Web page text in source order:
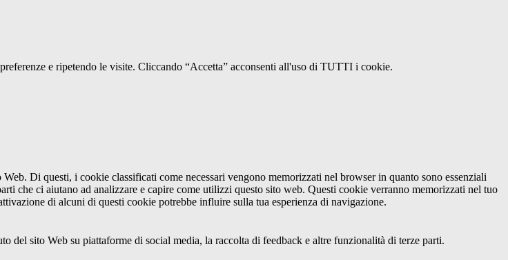
e ripetendo le visite. Cliccando “Accetta” acconsenti all'uso di TUTTI i cookie.
Di questi, i cookie classificati come necessari vengono memorizzati nel browser in quanto sono essenziali
che ci aiutano ad analizzare e capire come utilizzi questo sito web. Questi cookie verranno memorizzati nel tuo
di alcuni di questi cookie potrebbe influire sulla tua esperienza di navigazione.
del sito Web su piattaforme di social media, la raccolta di feedback e altre funzionalità di terze parti.